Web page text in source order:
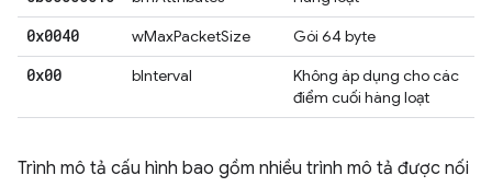
0x0040 wMaxPacketSize Gói 64 byte
0x00 bInterval
Không áp dụng cho các
điểm cuối hàng loạt
Trình mô tả cấu hình bao gồm nhiều trình mô tả được nối